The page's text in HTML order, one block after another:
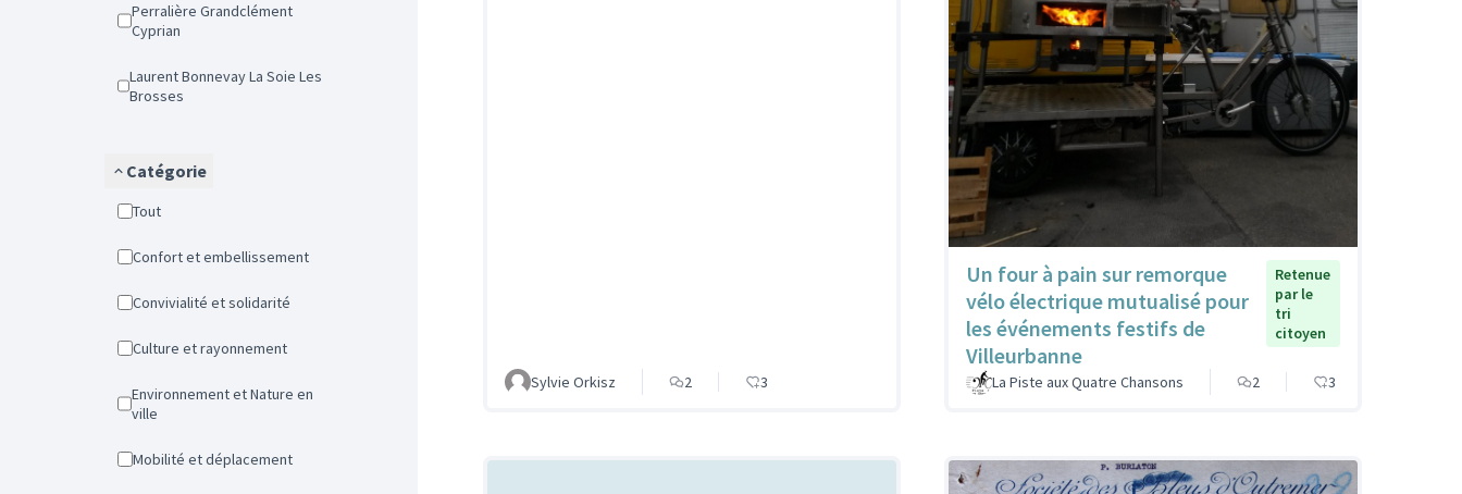
Perralière Grandclément
Cyprian
Laurent Bonnevay La Soie Les
Brosses
Catégorie
Tout
Confort et embellissement
Convivialité et solidarité
Culture et rayonnement
Environnement et Nature en
ville
Mobilité et déplacement
Sylvie Orkisz 2 3
Un four à pain sur remorque
vélo électrique mutualisé pour
les événements festifs de
Villeurbanne
Retenue
par le
tri
citoyen
La Piste aux Quatre Chansons 2 3